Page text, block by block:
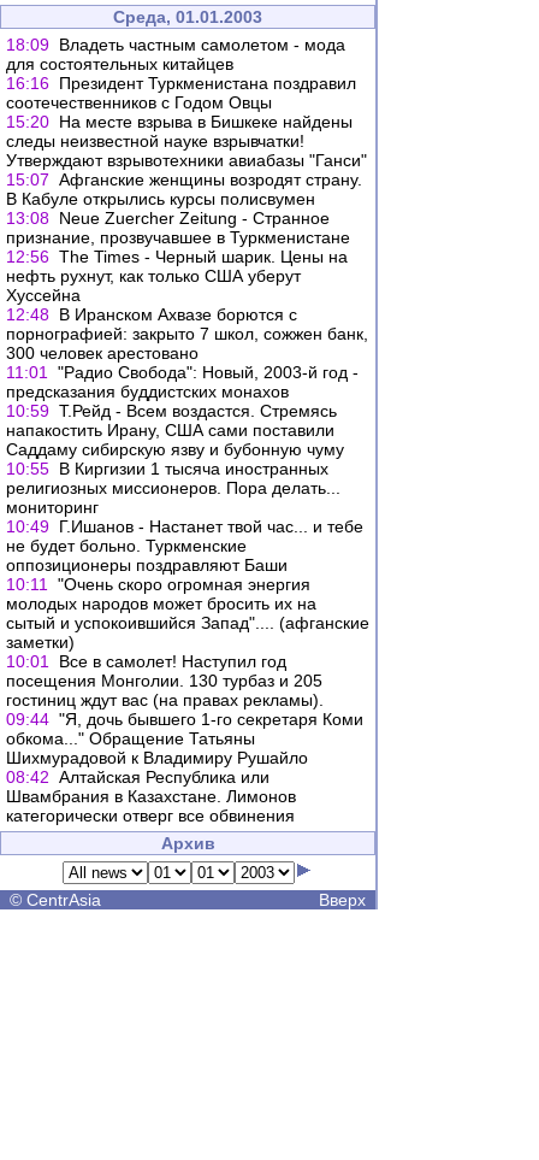
Среда, 01.01.2003
18:09 Владеть частным самолетом - мода
для состоятельных китайцев
16:16 Президент Туркменистана поздравил
соотечественников с Годом Овцы
15:20 На месте взрыва в Бишкеке найдены
следы неизвестной науке взрывчатки!
Утверждают взрывотехники авиабазы "Ганси"
15:07 Афганские женщины возродят страну.
В Кабуле открылись курсы полисвумен
13:08 Neue Zuercher Zeitung - Странное
признание, прозвучавшее в Туркменистане
12:56 The Times - Черный шарик. Цены на
нефть рухнут, как только США уберут
Хуссейна
12:48 В Иранском Ахвазе борются с
порнографией: закрыто 7 школ, сожжен банк,
300 человек арестовано
11:01
"Радио Свобода": Новый, 2003-й год -
предсказания буддистских монахов
10:59 Т.Рейд - Всем воздастся. Стремясь
напакостить Ирану, США сами поставили
Саддаму сибирскую язву и бубонную чуму
10:55 В Киргизии 1 тысяча иностранных
религиозных миссионеров. Пора делать...
мониторинг
10:49 Г.Ишанов - Настанет твой час... и тебе
не будет больно. Туркменские
оппозиционеры поздравляют Баши
10:11
"Очень скоро огромная энергия
молодых народов может бросить их на
сытый и успокоившийся Запад".... (афганские
заметки)
10:01
Все в самолет! Наступил год
посещения Монголии. 130 турбаз и 205
гостиниц ждут вас (на правах рекламы).
09:44 "Я, дочь бывшего 1-го секретаря Коми
обкома..." Обращение Татьяны
Шихмурадовой к Владимиру Рушайло
08:42 Алтайская Республика или
Швамбрания в Казахстане. Лимонов
категорически отверг все обвинения
Архив
© CentrAsia Вверх